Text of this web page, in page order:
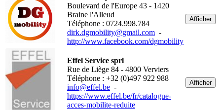
Boulevard de l'Europe 43 - 1420
Braine l'Alleud
Téléphone : 0724.998.784
dirk.dgmobility@gmail.com -
http://www.facebook.com/dgmobility
Afficher
Effel Service sprl
Rue de Liège 84 - 4800 Verviers
Téléphone : +32 (0)497 922 988
info@effel.be -
https://www.effel.be/fr/catalogue-
acces-mobilite-reduite
Afficher